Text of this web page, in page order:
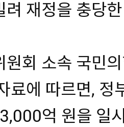
려 재정을 충당
원회 소속 국민
료에 따르면,
억 원을 일